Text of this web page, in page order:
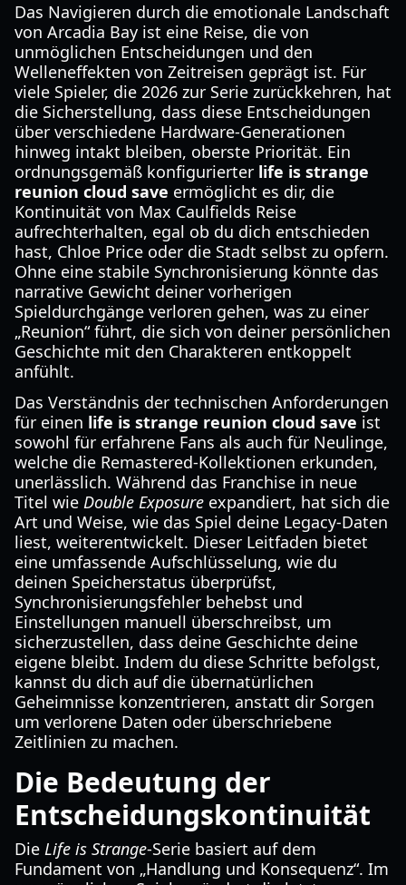
Das Navigieren durch die emotionale Landschaft
von Arcadia Bay ist eine Reise, die von
unmöglichen Entscheidungen und den
Welleneffekten von Zeitreisen geprägt ist. Für
viele Spieler, die 2026 zur Serie zurückkehren, hat
die Sicherstellung, dass diese Entscheidungen
über verschiedene Hardware-Generationen
hinweg intakt bleiben, oberste Priorität. Ein
ordnungsgemäß konfigurierter life is strange
reunion cloud save ermöglicht es dir, die
Kontinuität von Max Caulfields Reise
aufrechterhalten, egal ob du dich entschieden
hast, Chloe Price oder die Stadt selbst zu opfern.
Ohne eine stabile Synchronisierung könnte das
narrative Gewicht deiner vorherigen
Spieldurchgänge verloren gehen, was zu einer
„Reunion“ führt, die sich von deiner persönlichen
Geschichte mit den Charakteren entkoppelt
anfühlt.
Das Verständnis der technischen Anforderungen
für einen life is strange reunion cloud save ist
sowohl für erfahrene Fans als auch für Neulinge,
welche die Remastered-Kollektionen erkunden,
unerlässlich. Während das Franchise in neue
Titel wie Double Exposure expandiert, hat sich die
Art und Weise, wie das Spiel deine Legacy-Daten
liest, weiterentwickelt. Dieser Leitfaden bietet
eine umfassende Aufschlüsselung, wie du
deinen Speicherstatus überprüfst,
Synchronisierungsfehler behebst und
Einstellungen manuell überschreibst, um
sicherzustellen, dass deine Geschichte deine
eigene bleibt. Indem du diese Schritte befolgst,
kannst du dich auf die übernatürlichen
Geheimnisse konzentrieren, anstatt dir Sorgen
um verlorene Daten oder überschriebene
Zeitlinien zu machen.
Die Bedeutung der
Entscheidungskontinuität
Die Life is Strange-Serie basiert auf dem
Fundament von „Handlung und Konsequenz“. Im